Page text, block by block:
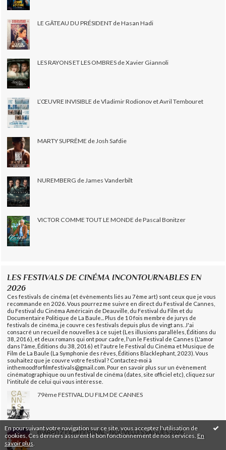
En poursuivant votre navigation sur ce site, vous acceptez l'utilisation de
cookies. Ces derniers assurent le bon fonctionnement de nos services. En
savoir plus
LE GÂTEAU DU PRÉSIDENT de Hasan Hadi
LES RAYONS ET LES OMBRES de Xavier Giannoli
L’ŒUVRE INVISIBLE de Vladimir Rodionov et Avril Tembouret
MARTY SUPRÊME de Josh Safdie
NUREMBERG de James Vanderbilt
VICTOR COMME TOUT LE MONDE de Pascal Bonitzer
LES FESTIVALS DE CINÉMA INCONTOURNABLES EN
2026
Ces festivals de cinéma (et évènements liés au 7ème art) sont ceux que je vous
recommande en 2026. Vous pourrez me suivre en direct du Festival de Cannes,
du Festival du Cinéma Américain de Deauville, du Festival du Film et du
Documentaire Politique de La Baule... Plus de 10 fois membre de jurys de
festivals de cinéma, je couvre ces festivals depuis plus de vingt ans. J'ai
consacré un recueil de nouvelles à ce sujet (Les illusions parallèles, Éditions du
38, 2016), et deux romans qui ont pour cadre, l'un le Festival de Cannes (L'amor
dans l'âme, Éditions du 38, 2016) et l'autre le Festival du Cinéma et Musique de
Film de La Baule (La Symphonie des rêves, Éditions Blacklephant, 2023). Vous
souhaitez que je couvre votre festival ? Contactez-moi à
inthemoodforfilmfestivals@gmail.com. Pour en savoir plus sur un évènement
cinématographique ou un festival de cinéma (dates, site officiel etc), cliquez sur
l'intitulé de celui qui vous intéresse.
79ème FESTIVAL DU FILM DE CANNES
BIARRITZ FILM FESTIVAL - NOUVELLES VAGUES 2026